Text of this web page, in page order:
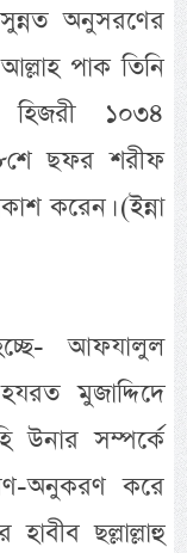
অনুসরণের
পাক তিনি
হিজরী ১০৩৪
ছফর শরীফ
করেন। (ইন্না
আফযালুল
মুজাদ্দিদে
উনার সম্পর্কে
অনুকরণ করে
ছল্লাল্লাহু